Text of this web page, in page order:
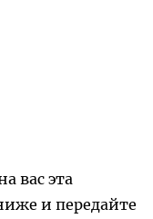
вас эта
и передайте